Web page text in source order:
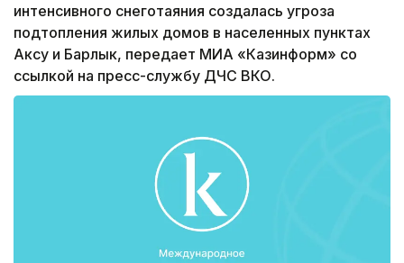
интенсивного снеготаяния создалась угроза
подтопления жилых домов в населенных пунктах
Аксу и Барлык, передает МИА «Казинформ» со
ссылкой на пресс-службу ДЧС ВКО.